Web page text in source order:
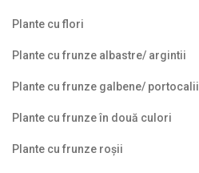
Plante cu flori
Plante cu frunze albastre/ argintii
Plante cu frunze galbene/ portocalii
Plante cu frunze în două culori
Plante cu frunze roșii